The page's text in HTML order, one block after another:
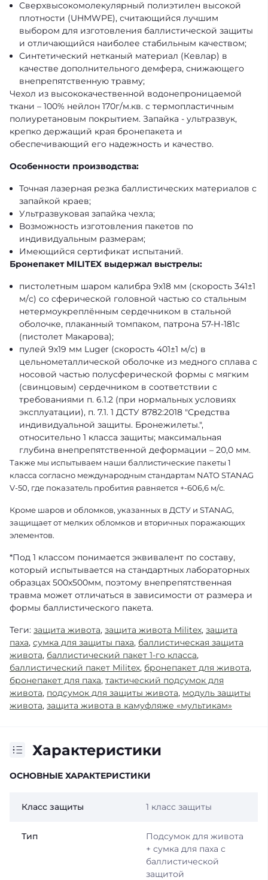
Сверхвысокомолекулярный полиэтилен высокой
плотности (UHMWPE), считающийся лучшим
выбором для изготовления баллистической защиты
и отличающийся наиболее стабильным качеством;
Синтетический нетканый материал (Кевлар) в
качестве дополнительного демфера, снижающего
внепрепятственную травму;
Чехол из высококачественной водонепроницаемой
ткани – 100% нейлон 170г/м.кв. с термопластичным
полиуретановым покрытием. Запайка - ультразвук,
крепко держащий края бронепакета и
обеспечивающий его надежность и качество.
Особенности производства:
Точная лазерная резка баллистических материалов с
запайкой краев;
Ультразвуковая запайка чехла;
Возможность изготовления пакетов по
индивидуальным размерам;
Имеющийся сертификат испытаний.
Бронепакет MILITEX выдержал выстрелы:
пистолетным шаром калибра 9х18 мм (скорость 341±1
м/c) со сферической головной частью со стальным
нетермоукреплённым сердечником в стальной
оболочке, плаканный томпаком, патрона 57-Н-181с
(пистолет Макарова);
пулей 9х19 мм Luger (скорость 401±1 м/c) в
цельнометаллической оболочке из медного сплава с
носовой частью полусферической формы с мягким
(свинцовым) сердечником в соответствии с
требованиями п. 6.1.2 (при нормальных условиях
эксплуатации), п. 7.1. 1 ДСТУ 8782:2018 "Средства
индивидуальной защиты. Бронежилеты.",
относительно 1 класса защиты; максимальная
глубина внепрепятственной деформации – 20,0 мм.
Также мы испытываем наши баллистические пакеты 1
класса согласно международным стандартам NATO STANAG
V-50, где показатель пробития равняется +-606,6 м/с.
Кроме шаров и обломков, указанных в ДСТУ и STANAG,
защищает от мелких обломков и вторичных поражающих
элементов.
*Под 1 классом понимается эквивалент по составу,
который испытывается на стандартных лабораторных
образцах 500х500мм, поэтому внепрепятственная
травма может отличаться в зависимости от размера и
формы баллистического пакета.
Теги: защита живота, защита живота Militex, защита
паха, сумка для защиты паха, баллистическая защита
живота, баллистический пакет 1-го класса,
баллистический пакет Militex, бронепакет для живота,
бронепакет для паха, тактический подсумок для
живота, подсумок для защиты живота, модуль защиты
живота, защита живота в камуфляже «мультикам»
Характеристики
ОСНОВНЫЕ ХАРАКТЕРИСТИКИ
Класс защиты 1 класс защиты
Тип
Подсумок для живота
+ сумка для паха с
баллистической
защитой